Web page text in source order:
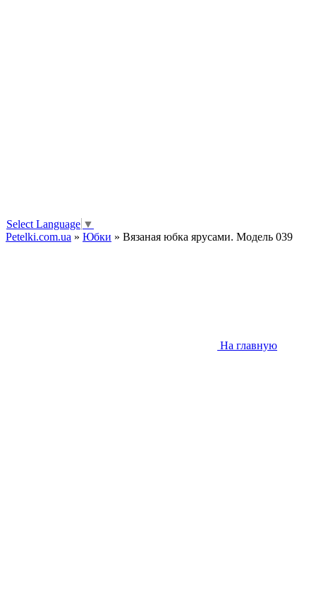
Select Language ▼
Petelki.com.ua » Юбки » Вязаная юбка ярусами. Модель 039
На главную